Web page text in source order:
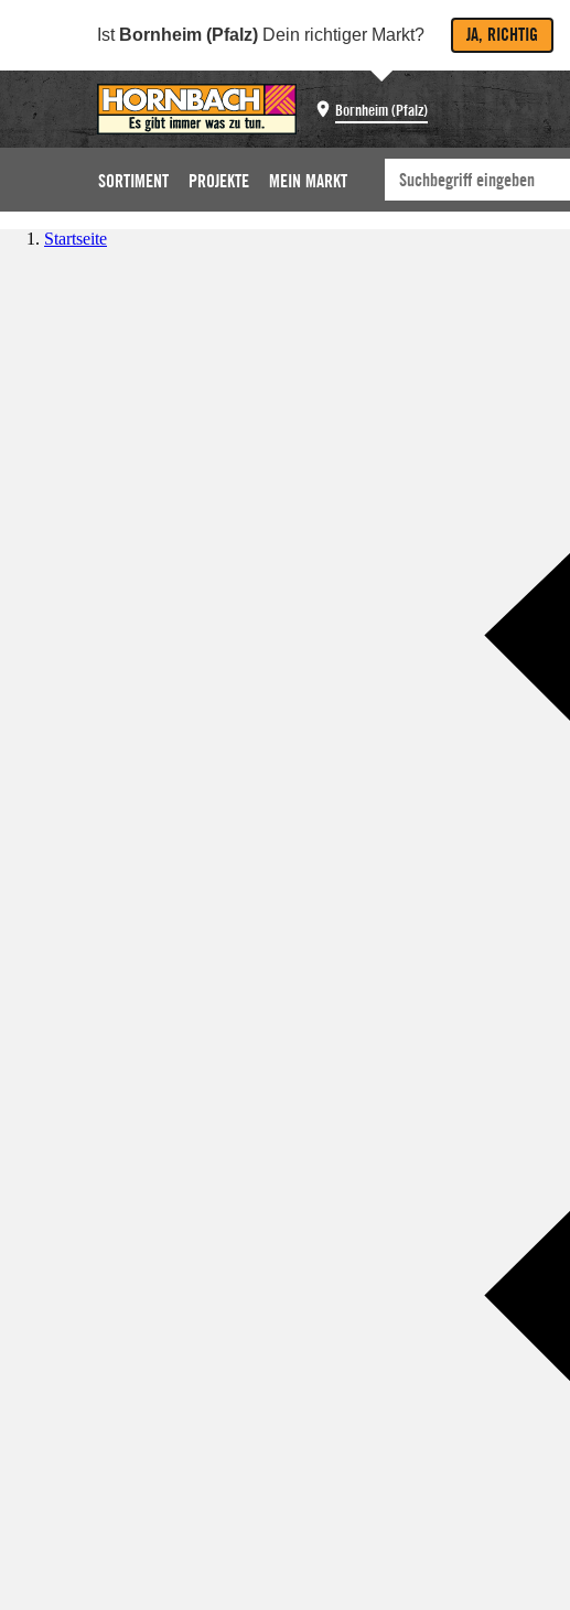
Ist Bornheim (Pfalz) Dein richtiger Markt? JA, RICHTIG
Bornheim (Pfalz)
SORTIMENT PROJEKTE MEIN MARKT
Startseite